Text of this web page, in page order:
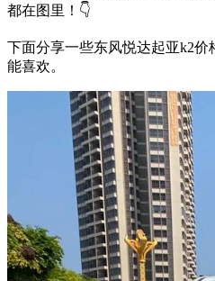
都在图里！👇
下面分享一些东风悦达起亚k2
能喜欢。